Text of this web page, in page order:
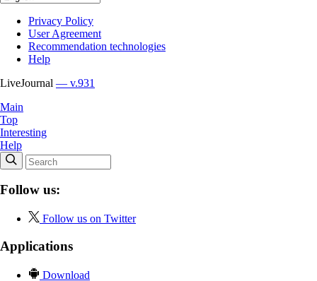
Privacy Policy
User Agreement
Recommendation technologies
Help
LiveJournal — v.931
Main
Top
Interesting
Help
Follow us:
Follow us on Twitter
Applications
Download